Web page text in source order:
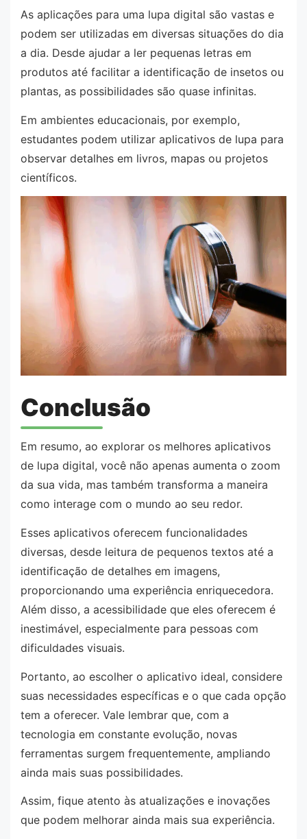
As aplicações para uma lupa digital são vastas e
podem ser utilizadas em diversas situações do dia
a dia. Desde ajudar a ler pequenas letras em
produtos até facilitar a identificação de insetos ou
plantas, as possibilidades são quase infinitas.
Em ambientes educacionais, por exemplo,
estudantes podem utilizar aplicativos de lupa para
observar detalhes em livros, mapas ou projetos
científicos.
Conclusão
Em resumo, ao explorar os melhores aplicativos
de lupa digital, você não apenas aumenta o zoom
da sua vida, mas também transforma a maneira
como interage com o mundo ao seu redor.
Esses aplicativos oferecem funcionalidades
diversas, desde leitura de pequenos textos até a
identificação de detalhes em imagens,
proporcionando uma experiência enriquecedora.
Além disso, a acessibilidade que eles oferecem é
inestimável, especialmente para pessoas com
dificuldades visuais.
Portanto, ao escolher o aplicativo ideal, considere
suas necessidades específicas e o que cada opção
tem a oferecer. Vale lembrar que, com a
tecnologia em constante evolução, novas
ferramentas surgem frequentemente, ampliando
ainda mais suas possibilidades.
Assim, fique atento às atualizações e inovações
que podem melhorar ainda mais sua experiência.